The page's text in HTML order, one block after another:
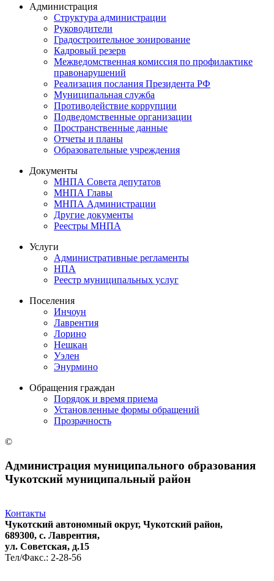
Администрация
Структура администрации
Руководители
Градостроительное зонирование
Кадровый резерв
Межведомственная комиссия по профилактике
правонарушений
Реализация послания Президента РФ
Муниципальная служба
Противодействие коррупции
Подведомственные организации
Пространственные данные
Отчеты и планы
Образовательные учреждения
Документы
МНПА Совета депутатов
МНПА Главы
МНПА Администрации
Другие документы
Реестры МНПА
Услуги
Административные регламенты
НПА
Реестр муниципальных услуг
Поселения
Инчоун
Лаврентия
Лорино
Нешкан
Уэлен
Энурмино
Обращения граждан
Порядок и время приема
Установленные формы обращений
Прозрачность
©
Администрация муниципального образования
Чукотский муниципальный район
Контакты
Чукотский автономный округ, Чукотский район,
689300, с. Лаврентия,
ул. Советская, д.15
Тел/Факс.: 2-28-56